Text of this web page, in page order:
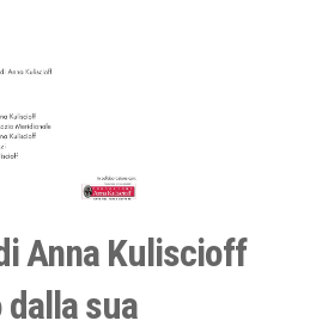
Anna Kuliscioff
sua